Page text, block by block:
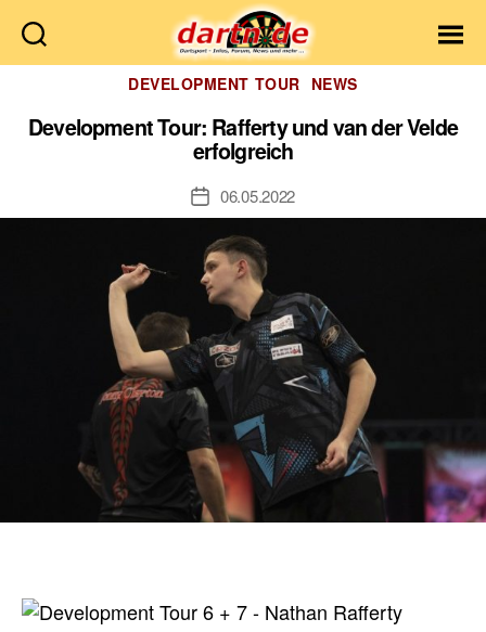
Dartn.de
Kategorien
DEVELOPMENT TOUR NEWS
Development Tour: Rafferty und van der Velde
erfolgreich
Veröffentlichungsdatum
06.05.2022